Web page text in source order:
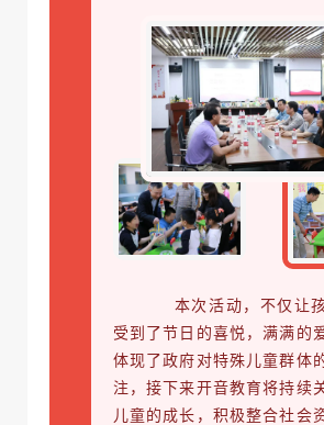
本次活动，不仅让
受到了节日的喜悦，满满的
体现了政府对特殊儿童群体
注，接下来开音教育将持续
儿童的成长，积极整合社会